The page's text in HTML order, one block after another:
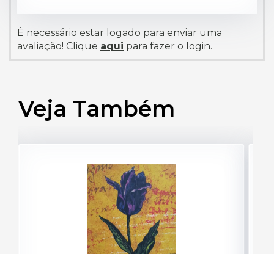
É necessário estar logado para enviar uma
avaliação! Clique aqui para fazer o login.
Veja Também